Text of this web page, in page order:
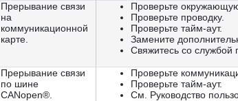
Прерывание связи
на
коммуникационной
карте.
Проверьте
Проверьте проводку.
Проверьте тайм-аут.
Замените
Свяжитесь со службой
Прерывание связи
по шине
CANopen®.
Проверьте
Проверьте тайм-аут.
См. Руководство